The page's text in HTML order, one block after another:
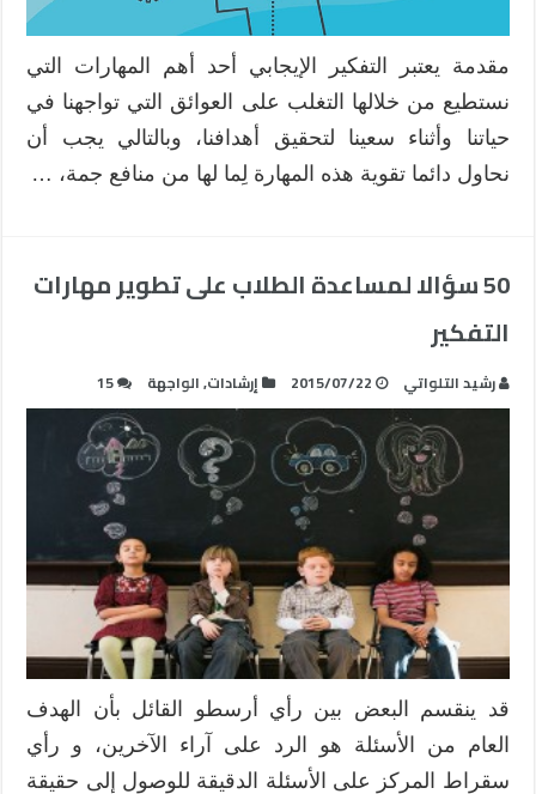
مقدمة يعتبر التفكير الإيجابي أحد أهم المهارات التي
نستطيع من خلالها التغلب على العوائق التي تواجهنا في
حياتنا وأثناء سعينا لتحقيق أهدافنا، وبالتالي يجب أن
نحاول دائما تقوية هذه المهارة لِما لها من منافع جمة، …
50 سؤالا لمساعدة الطلاب على تطوير مهارات
التفكير
رشيد التلواتي 2015/07/22 إرشادات,الواجهة 15
قد ينقسم البعض بين رأي أرسطو القائل بأن الهدف
العام من الأسئلة هو الرد على آراء الآخرين، و رأي
سقراط المركز على الأسئلة الدقيقة للوصول إلى حقيقة